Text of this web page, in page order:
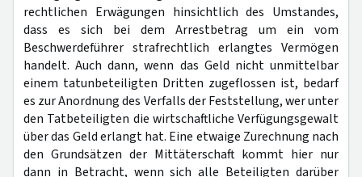
rechtlichen Erwägungen hinsichtlich des Umstandes,
dass es sich bei dem Arrestbetrag um ein vom
Beschwerdeführer strafrechtlich erlangtes Vermögen
handelt. Auch dann, wenn das Geld nicht unmittelbar
einem tatunbeteiligten Dritten zugeflossen ist, bedarf
es zur Anordnung des Verfalls der Feststellung, wer unter
den Tatbeteiligten die wirtschaftliche Verfügungsgewalt
über das Geld erlangt hat. Eine etwaige Zurechnung nach
den Grundsätzen der Mittäterschaft kommt hier nur
dann in Betracht, wenn sich alle Beteiligten darüber